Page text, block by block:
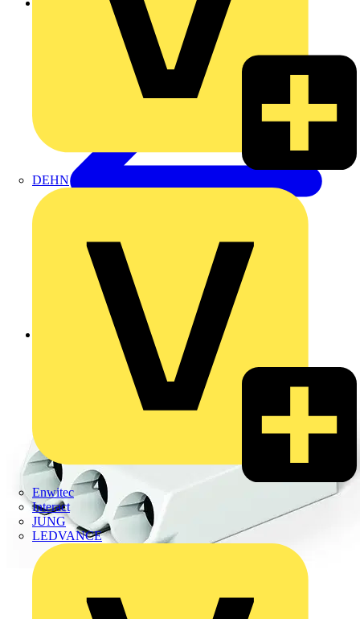
DEHN
Enwitec
Interact
JUNG
LEDVANCE
Zurück zu Produkte